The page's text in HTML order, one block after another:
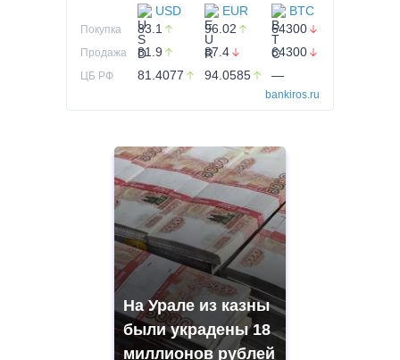
USD EUR BTC
Покупка 83.1 96.02 64300
Продажа 81.9 87.4 64300
ЦБ РФ 81.4077 94.0585 —
bankiros.ru
На Урале из казны
были украдены 18
миллионов рублей